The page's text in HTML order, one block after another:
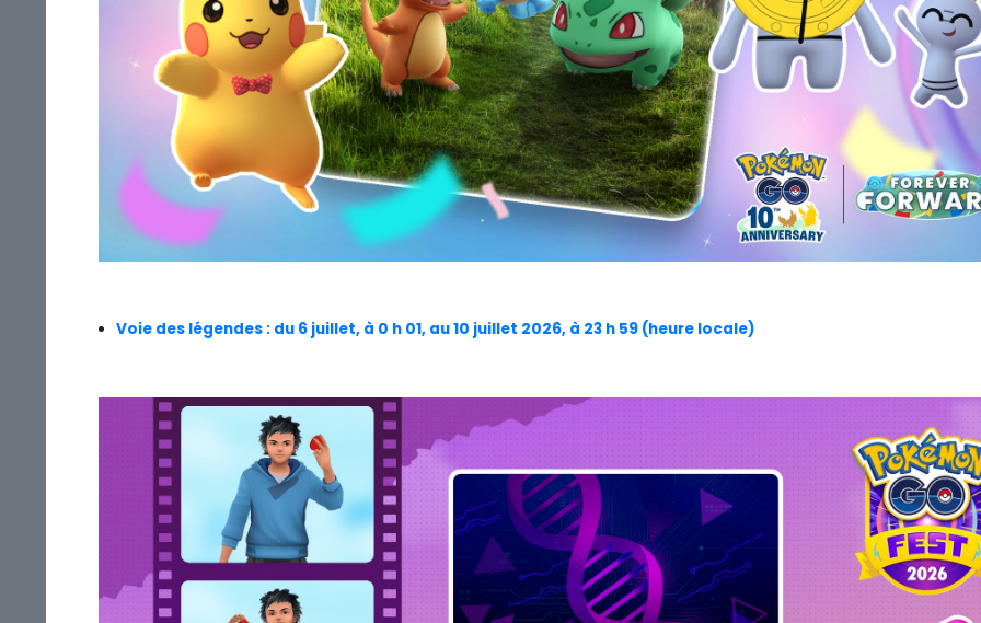
Voie des légendes : du 6 juillet, à 0 h 01, au 10 juillet 2026, à 23 h 59 (heure locale)